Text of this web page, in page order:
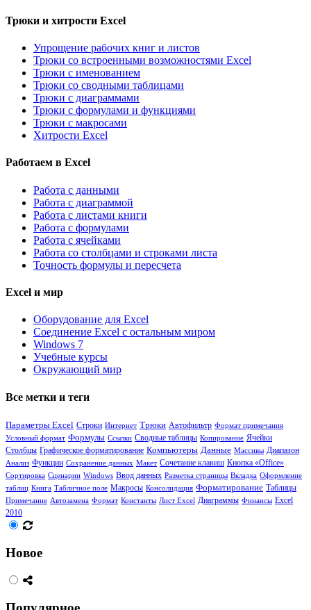
Трюки и хитрости Excel
Упрощение рабочих книг и листов
Трюки со встроенными возможностями Excel
Трюки с именованием
Трюки со сводными таблицами
Трюки с диаграммами
Трюки с формулами и функциями
Трюки с макросами
Хитрости Excel
Работаем в Excel
Работа с данными
Работа с диаграммой
Работа с листами книги
Работа с формулами
Работа с ячейками
Работа со столбцами и строками листа
Точность формулы и пересчета
Excel и мир
Оборудование для Excel
Соединение Excel с остальным миром
Windows 7
Учебные курсы
Окружающий мир
Все метки и теги
Параметры Excel Строки Интернет Трюки Автофильтр Формат примечания
Условный формат Формулы Ссылки Сводные таблицы Копирование Ячейки
Столбцы Графическое форматирование Компьютеры Данные Массивы Диапазон
Анализ Функции Сохранение данных Макет Сочетание клавиш Кнопка «Office»
Сортировка Сценарии Windows Ввод данных Разметка страницы Вкладка Оформление
таблиц Книга Табличное поле Макросы Консолидация Форматирование Таблицы
Примечание Автозамена Формат Константы Лист Excel Диаграммы Финансы Excel
2010
Новое